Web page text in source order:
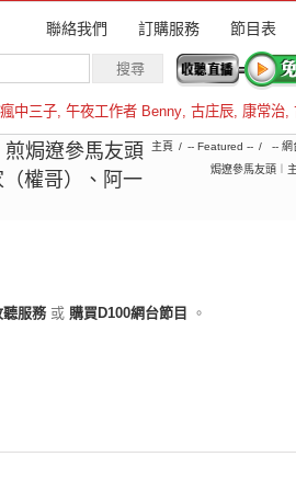
聯絡我們 訂購服務 節目表
瘋中三子, 午夜工作者 Benny, 古庄辰, 康常治,
煎焗遼參馬友頭
（權哥）、阿一
主頁 -- Featured -- -- 網
焗遼參馬友頭︱
聽服務 或 購買D100網台節目 。